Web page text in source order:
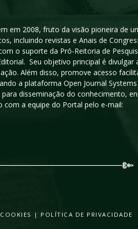
em 2008, fruto da visão pioneira de
incluindo revistas e Anais de
o suporte da Pró-Reitoria de
Seu objetivo principal é divulgar
Além disso, promove acesso
a plataforma Open Journal Systems
disseminação do conhecimento,
a equipe do Portal pelo e-mail:
| POLÍTICA DE PRIVACIDADE